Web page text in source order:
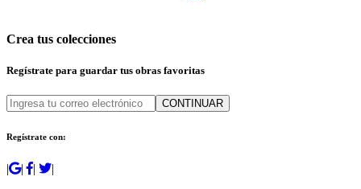
Crea tus colecciones
Regístrate para guardar tus obras favoritas
CONTINUAR
Regístrate con:
| | | |